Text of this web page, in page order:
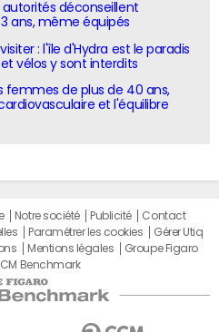
autorités déconseillent
ans, même équipés
: l'île d'Hydra est le paradis
vélos y sont interdits
femmes de plus de 40 ans,
et l'équilibre
Notre société Publicité
Contact
Paramétrer les cookies
Gérer Utiq
Mentions légales
Groupe Figaro
Benchmark